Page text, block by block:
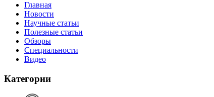
Главная
Новости
Научные статьи
Полезные статьи
Обзоры
Специальности
Видео
Категории